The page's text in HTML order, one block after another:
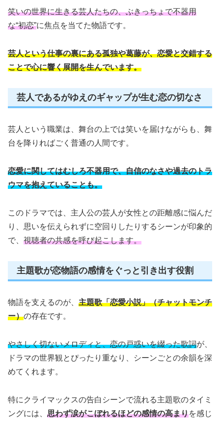
笑いの世界に生きる芸人たちの、ぶきっちょで不器用
な“初恋”に焦点を当てた物語です。
芸人という仕事の裏にある孤独や葛藤が、恋愛と交錯する
ことで心に響く展開を生んでいます。
芸人であるがゆえのギャップが生む恋の切なさ
芸人という職業は、舞台の上では笑いを届けながらも、舞
台を降りればごく普通の人間です。
恋愛に関してはむしろ不器用で、自信のなさや過去のトラ
ウマを抱えていることも。
このドラマでは、主人公の芸人が女性との距離感に悩んだ
り、思いを伝えられずに空回りしたりするシーンが印象的
で、 視聴者の共感を呼び起こします。
主題歌が恋物語の感情をぐっと引き出す役割
物語を支えるのが、 主題歌「恋愛小説」（チャットモンチ
ー）の存在です。
やさしく切ないメロディと、恋の戸惑いを綴った歌詞が、
ドラマの世界観とぴったり重なり、シーンごとの余韻を深
めてくれます。
特にクライマックスの告白シーンで流れる主題歌のタイミ
ングには、 思わず涙がこぼれるほどの感情の高まりを感じ